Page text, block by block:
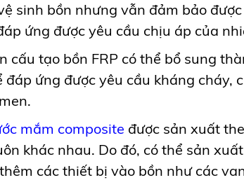
sinh bồn nhưng vẫn đảm bảo
ứng được yêu cầu chịu áp của
cấu tạo bồn FRP có thể bổ sung
đáp ứng được yêu cầu kháng cháy,
mắm composite được sản xuất
khác nhau. Do đó, có thể sản
các thiết bị vào bồn như các